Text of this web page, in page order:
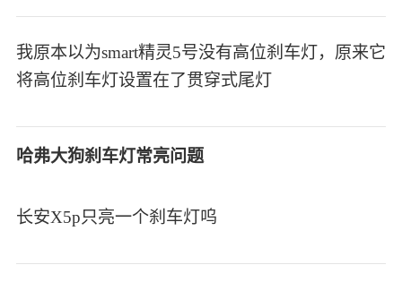
我原本以为smart精灵5号没有高位刹车灯，原来它
将高位刹车灯设置在了贯穿式尾灯
哈弗大狗刹车灯常亮问题
长安X5p只亮一个刹车灯呜